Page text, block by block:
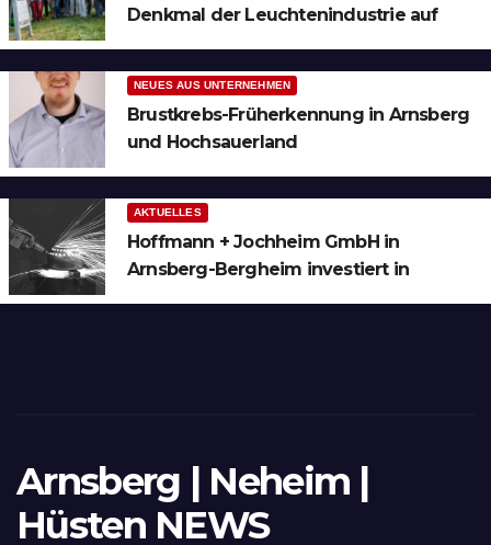
Denkmal der Leuchtenindustrie auf
NEUES AUS UNTERNEHMEN
Brustkrebs-Früherkennung in Arnsberg
und Hochsauerland
AKTUELLES
Hoffmann + Jochheim GmbH in
Arnsberg-Bergheim investiert in
Arnsberg | Neheim |
Hüsten NEWS